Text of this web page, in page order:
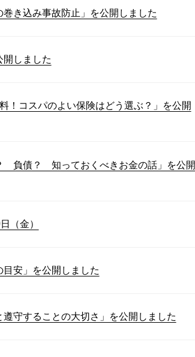
き込み事故防止」を公開しました
開しました
！コスパのよい保険はどう選ぶ？」を公開
負債？ 知っておくべきお金の話」を公開
（金）
安」を公開しました
守することの大切さ」を公開しました